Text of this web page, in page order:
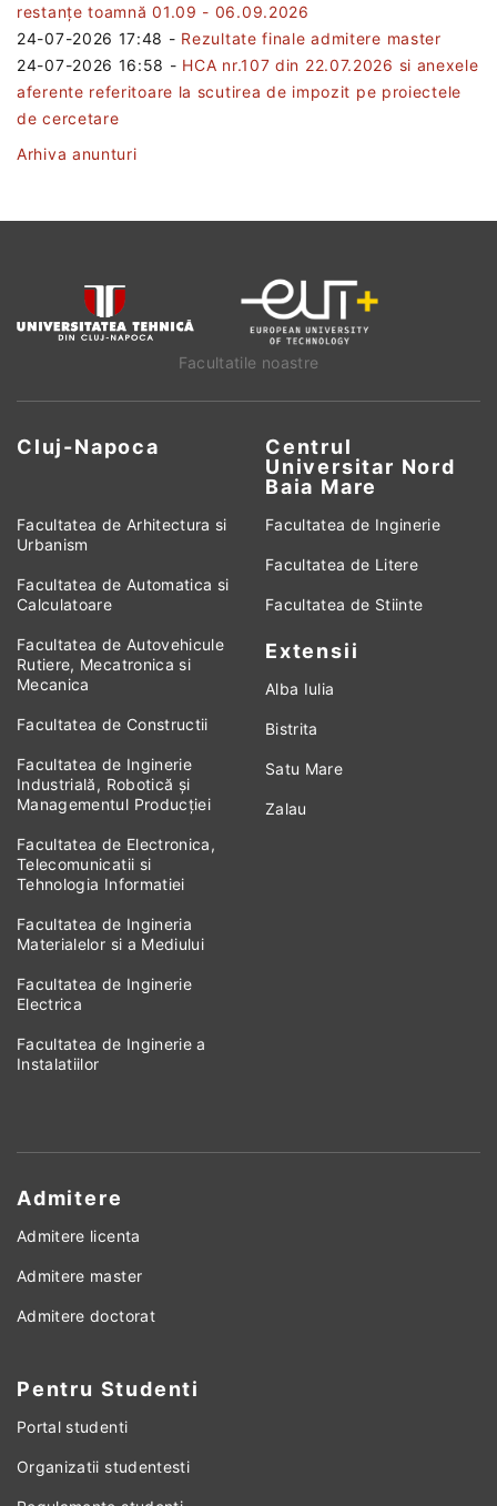
restanțe toamnă 01.09 - 06.09.2026
24-07-2026 17:48 - Rezultate finale admitere master
24-07-2026 16:58 - HCA nr.107 din 22.07.2026 si anexele
aferente referitoare la scutirea de impozit pe proiectele
de cercetare
Arhiva anunturi
Facultatile noastre
Cluj-Napoca
Centrul
Universitar Nord
Baia Mare
Facultatea de Arhitectura si
Urbanism
Facultatea de Automatica si
Calculatoare
Facultatea de Autovehicule
Rutiere, Mecatronica si
Mecanica
Facultatea de Constructii
Facultatea de Inginerie
Industrială, Robotică și
Managementul Producției
Facultatea de Electronica,
Telecomunicatii si
Tehnologia Informatiei
Facultatea de Ingineria
Materialelor si a Mediului
Facultatea de Inginerie
Electrica
Facultatea de Inginerie a
Instalatiilor
Facultatea de Inginerie
Facultatea de Litere
Facultatea de Stiinte
Extensii
Alba Iulia
Bistrita
Satu Mare
Zalau
Admitere
Admitere licenta
Admitere master
Admitere doctorat
Pentru Studenti
Portal studenti
Organizatii studentesti